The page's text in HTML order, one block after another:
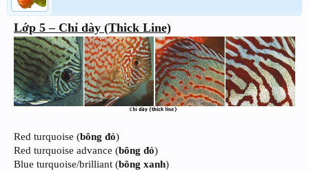
Lớp 5 – Chỉ dày (Thick Line)
Red turquoise (bông đỏ)
Red turquoise advance (bông đỏ)
Blue turquoise/brilliant (bông xanh)